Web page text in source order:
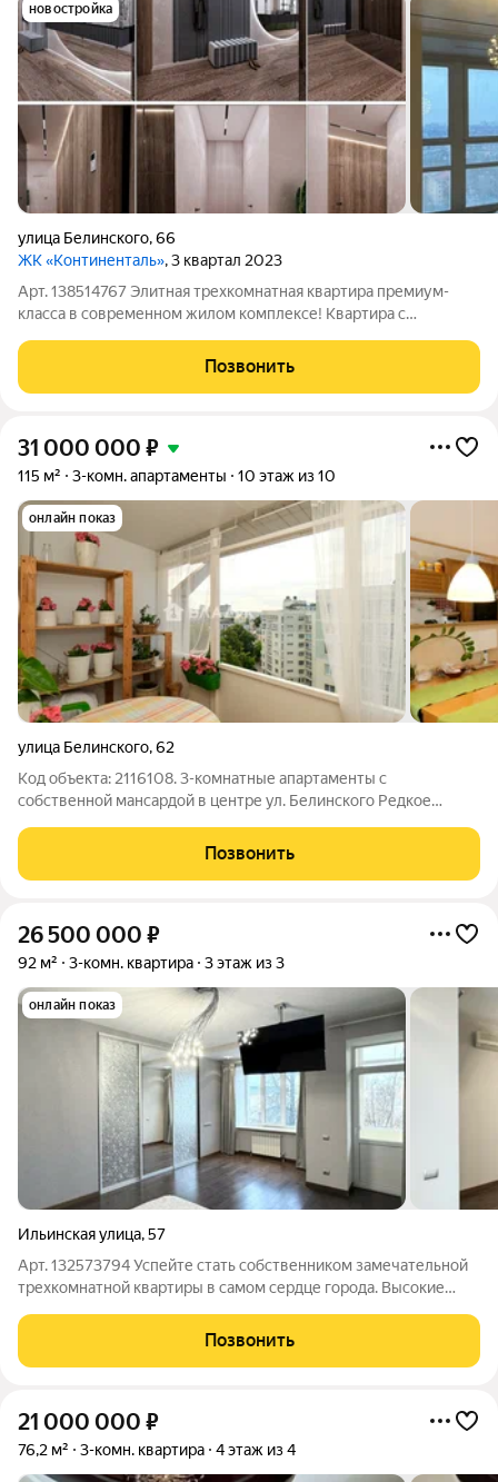
новостройка
улица Белинского,66
ЖК «Континенталь», 3 квартал 2023
Арт. 138514767 Элитная трехкомнатная квартира премиум-
класса в современном жилом комплексе! Квартира с
Адрес: г. Нижний Новгород, ул. Белинского, д.66 Общая
площадь: 111 кв.м Жилая площадь: 75
Позвонить
31 000 000 ₽
115 м² 3-комн. апартаменты 10 этаж из 10
онлайн показ
улица Белинского,62
Код объекта: 2116108. 3-комнатные апартаменты с
собственной мансардой в центре ул. Белинского Редкое
дополнительное пространство, которое можно использовать
Позвонить
26 500 000 ₽
92 м² 3-комн. квартира 3 этаж из 3
онлайн показ
Ильинская улица,57
Арт. 132573794 Успейте стать собственником замечательной
трехкомнатной квартиры в самом сердце города. Высокие
газовый котел, хороший ремонт, теплые полы, качественные
техника и мебель,
Позвонить
21 000 000 ₽
76,2 м² 3-комн. квартира 4 этаж из 4